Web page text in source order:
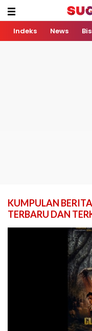
Indeks News
KUMPULAN
TERBARU DAN